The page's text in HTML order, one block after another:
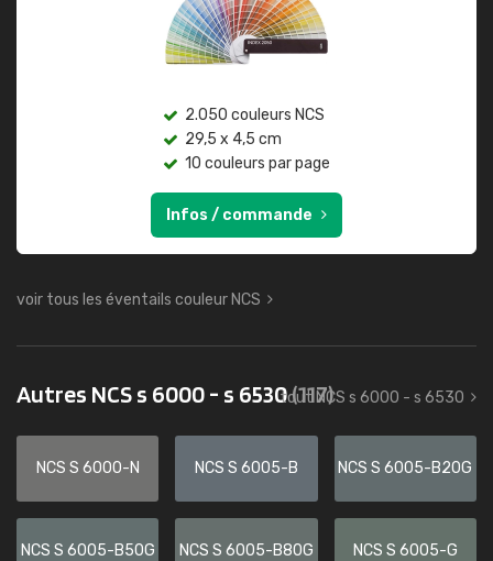
2.050 couleurs NCS
29,5 x 4,5 cm
10 couleurs par page
Infos / commande
voir tous les éventails couleur NCS
Autres NCS s 6000 - s 6530(117)
tout NCS s 6000 - s 6530
NCS S 6000-N NCS S 6005-B NCS S 6005-B20G
NCS S 6005-B50G NCS S 6005-B80G NCS S 6005-G